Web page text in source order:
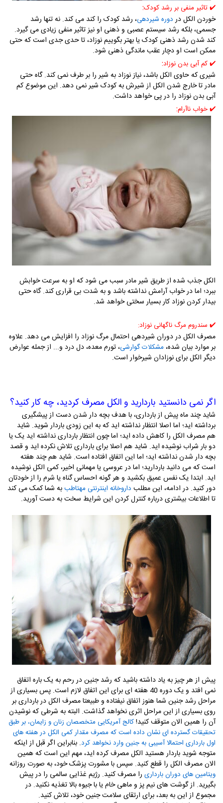
✔️ تاثیر منفی بر رشد کودک:
خوردن الکل دردوره شیردهی، رشد کودک را کند می کند. نه تنها رشد
جسمی، بلکه رشد سیستم عصبی و ذهنی او نیز تاثیر منفی زیادی می گیرد.
کند شدن رشد ذهنی کودک یا بهتر بگوییم نوزاد، تا حدی جدی است که حتی
ممکن است او دچار عقب ماندگی ذهنی شود.
✔️ کم آبی بدن نوزاد:
شیری که حاوی الکل باشد، نیاز نوزاد به شیر را بر طرف نمی کند. گاه حتی
مادر تا خارج شدن الکل از شیرش به کودک شیر نمی دهد. این موضوع کم
آبی بدن نوزاد را در پی خواهد داشت.
✔️ خواب ناآرام:
الکل جذب شده از طریق شیر مادر سبب می شود که او به سرعت خوابش
ببرد؛ اما در خواب آرامش نداشته باشد و به شدت بی قراری کند. گاه حتی
بیدار کردن نوزاد کار بسیار سختی خواهد شد.
✔️ سندروم مرگ ناگهانی نوزاد:
مصرف الکل در دوران شیردهی احتمال مرگ نوزاد را افزایش می دهد. علاوه
بر موارد بیان شده،مشکلات گوارشی، تورم معده، دل درد و... از جمله عوارض
دیگر الکل برای نوزادان شیرخوار است.
اگر نمی دانستید باردارید و الکل مصرف کردید، چه کار کنید؟
شاید چند ماه پیش از بارداری، با هدف بچه دار شدن دست از پیشگیری
برداشته اید؛ اما اصلا انتظار نداشته اید که به این زودی باردار شوید. شاید
هم مصرف الکل را کاهش داده اید؛ اما چون انتظار بارداری نداشته اید یک یا
دو بار شراب نوشیده اید. شاید هم اصلا برای بارداری تلاش نکرده اید و قصد
بچه دار شدن نداشته اید؛ اما این اتفاق افتاده است. شاید هم چند هفته
است که می‌ دانید باردارید؛ اما در عروسی یا مهمانی اخیر، کمی الکل نوشیده
اید. ابتدا یک نفس عمیق بکشید و هر گونه احساس گناه یا شرم را از خودتان
دور کنید. در ادامه، این مطلب داروخانه اینترنتی مهتاطببه شما کمک می کند
تا اطلاعات بیشتری درباره کنترل کردن این شرایط سخت به دست آورید.
پیش از هر چیز به یاد داشته باشید که رشد جنین در رحم به یک باره اتفاق
نمی افتد و یک دوره 40 هفته ای برای این اتفاق لازم است. پس بسیاری از
مراحل رشد جنین شما هنوز اتفاق نیفتاده و طبیعتا مصرف الکل در بارداری بر
روی بسیاری از این مراحل اثری نخواهد گذاشت. البته به شرطی که نوشیدن
آن را همین الان متوقف کنید!کالج آمریکایی متخصصان زنان و زایمان، بر طبق
تحقیقات گسترده ای نشان داده است که مصرف مقدار کمی الکل در هفته های
اول بارداری احتمالا آسیبی به جنین وارد نخواهد کرد. بنابراین اگر قبل از اینکه
متوجه شوید باردار هستید الکل مصرف کرده اید، مهم این است که همین
الان مصرف الکل را قطع کنید. سپس با مشورت پزشک خود، به صورت روزانه
ویتامین های دوران بارداری را مصرف کنید. رژیم غذایی سالمی را در پیش
بگیرید. از گوشت های نیم پز و ماهی خام یا با جیوه بالا تغذیه نکنید. در
مجموع از این به بعد، برای ارتقای سلامت جنین خود، تلاش کنید.